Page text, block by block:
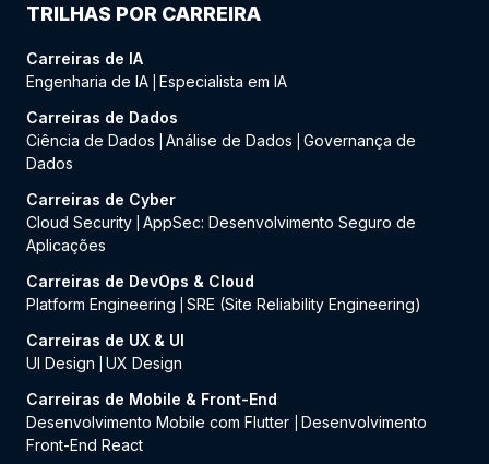
TRILHAS POR CARREIRA
Carreiras de IA
Engenharia de IA Especialista em IA
Carreiras de Dados
Ciência de Dados
Análise de Dados
Governança de
Dados
Carreiras de Cyber
Cloud Security AppSec: Desenvolvimento Seguro de
Aplicações
Carreiras de DevOps & Cloud
Platform Engineering
SRE (Site Reliability Engineering)
Carreiras de UX & UI
UI Design
UX Design
Carreiras de Mobile & Front-End
Desenvolvimento Mobile com Flutter
Desenvolvimento
Front-End React